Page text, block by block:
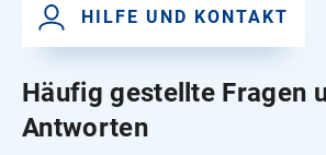
HILFE UND KONTAKT
Häufig gestellte Fragen
Antworten